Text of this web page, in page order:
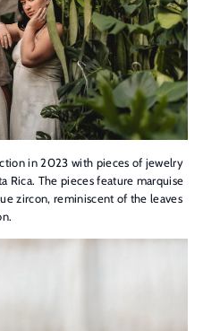
in 2023 with pieces of jewelry
Rica. The pieces feature marquise
zircon, reminiscent of the leaves